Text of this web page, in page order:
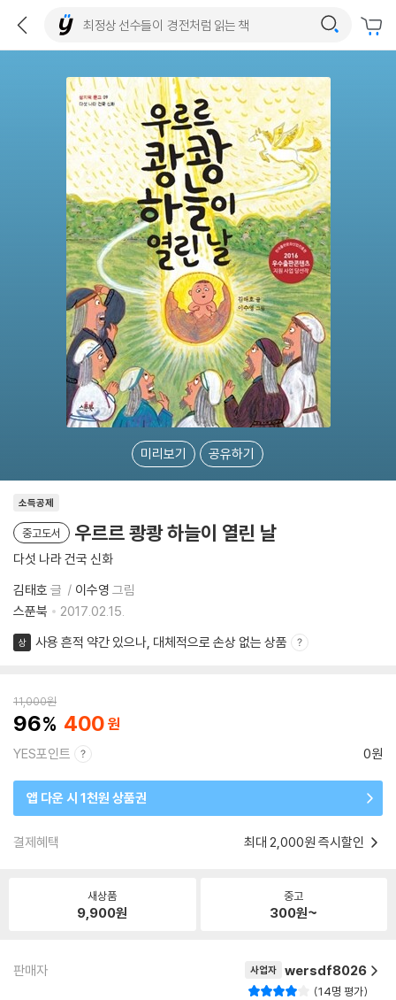
미리보기 공유하기
소득공제
중고도서 우르르 쾅쾅 하늘이 열린 날
다섯 나라 건국 신화
김태호 글 이수영 그림
스푼북
2017.02.15.
상 사용 흔적 약간 있으나, 대체적으로 손상 없는 상품
11,000원
96 400
YES포인트 0원
앱 다운 시 1천원 상품권
결제혜택 최대 2,000원 즉시할인
새상품
9,900원
중고
300원~
판매자 사업자 wersdf8026
14명 평가